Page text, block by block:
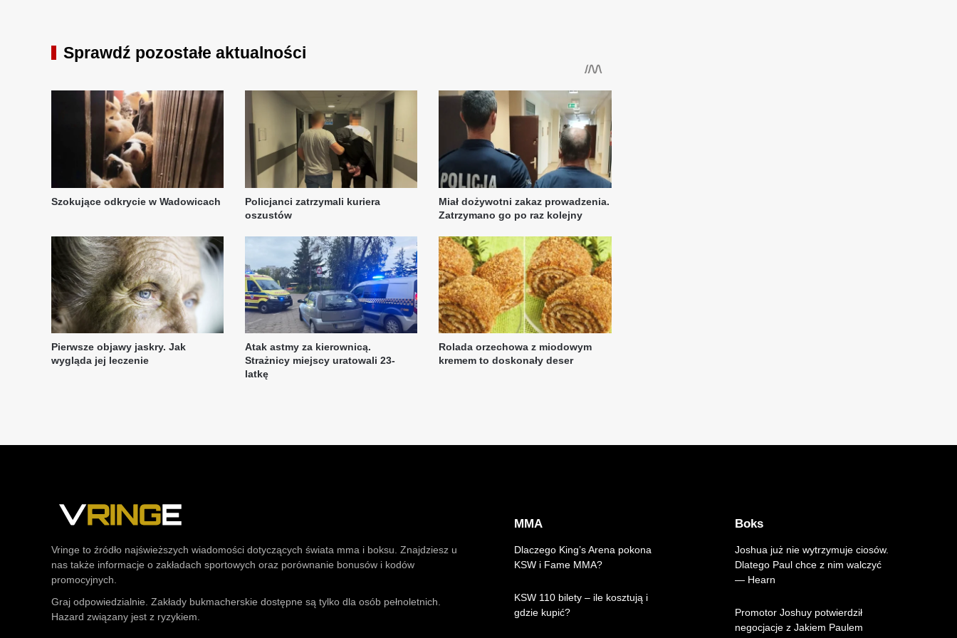
Sprawdź pozostałe aktualności
Vringe to źródło najświeższych wiadomości dotyczących świata mma i boksu. Znajdziesz u
nas także informacje o zakładach sportowych oraz porównanie bonusów i kodów
promocyjnych.
Graj odpowiedzialnie. Zakłady bukmacherskie dostępne są tylko dla osób pełnoletnich.
Hazard związany jest z ryzykiem.
MMA
Dlaczego King’s Arena pokona
KSW i Fame MMA?
KSW 110 bilety – ile kosztują i
gdzie kupić?
Boks
Joshua już nie wytrzymuje ciosów.
Dlatego Paul chce z nim walczyć
— Hearn
Promotor Joshuy potwierdził
negocjacje z Jakiem Paulem